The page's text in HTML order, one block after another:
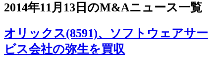
2014年11月13日のM&Aニュース一覧
オリックス(8591)、ソフトウェアサー
ビス会社の弥生を買収